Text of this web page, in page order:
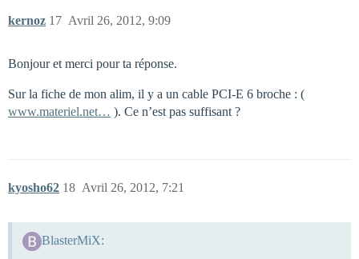
kernoz Avril 26, 2012, 9:09
17
Bonjour et merci pour ta réponse.
Sur la fiche de mon alim, il y a un cable PCI-E 6 broche : (
www.materiel.net… ). Ce n’est pas suffisant ?
kyosho62 Avril 26, 2012, 7:21
18
BlasterMiX: